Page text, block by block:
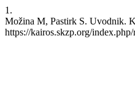
1.
Možina M, Pastirk S. Uvodnik.
https://kairos.skzp.org/